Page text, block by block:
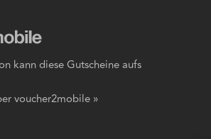
kann diese Gutscheine aufs
voucher2mobile »